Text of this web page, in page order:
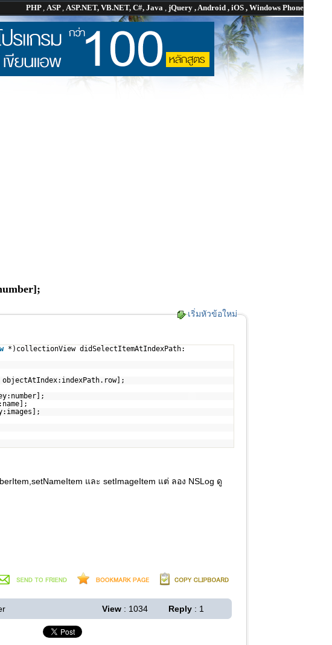
PHP, ASP, ASP.NET, VB.NET, C#, Java , jQuery , Android , iOS , Windows Phone
เริ่มหัวข้อใหม่
*)collectionView didSelectItemAtIndexPath:
และ setImageItem แต่ ลอง NSLog ดู
View : 1034 Reply : 1